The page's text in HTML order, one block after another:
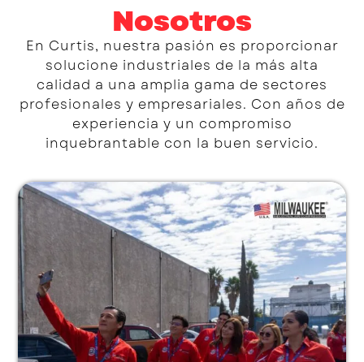
En Curtis, nos enorgullece liderar la
industria al ofrecer Compresores
industriales, refacciones confiables y
Aceites eficientes para una variedad de
sectores profesionales y empresariales.
Nosotros
En Curtis, nuestra pasión es proporcionar
solucione industriales de la más alta
calidad a una amplia gama de sectores
profesionales y empresariales. Con años de
experiencia y un compromiso
inquebrantable con la buen servicio.